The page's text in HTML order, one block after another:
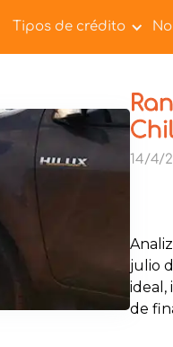
Tipos de crédito
14/4/
julio
ideal,
de